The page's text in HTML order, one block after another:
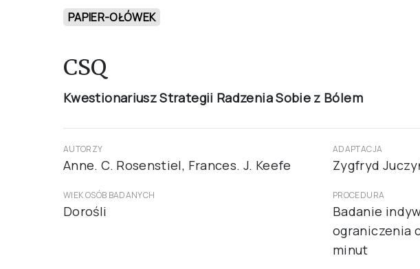
PAPIER-OŁÓWEK
CSQ
Kwestionariusz Strategii Radzenia Sobie z Bólem
AUTORZY
Anne. C. Rosenstiel, Frances. J. Keefe
ADAPTACJA
Zygfryd
WIEK OSÓB BADANYCH
Dorośli
PROCEDURA
Badanie
ograniczenia
minut